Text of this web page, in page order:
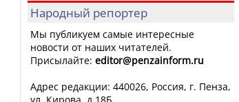
Народный репортер
Мы публикуем самые интересные
новости от наших читателей.
Присылайте: editor@penzainform.ru
Адрес редакции: 440026, Россия, г. Пенза,